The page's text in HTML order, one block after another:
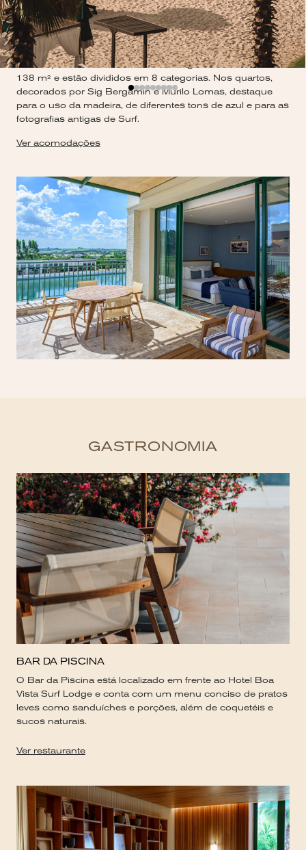
ACOMODAÇÕES
Os 57 quartos do Boa Vista Surf Lodge variam de 45 a
138 m² e estão divididos em 8 categorias. Nos quartos,
decorados por Sig Bergamin e Murilo Lomas, destaque
para o uso da madeira, de diferentes tons de azul e para as
fotografias antigas de Surf.
Ver acomodações
GASTRONOMIA
BAR DA PISCINA
O Bar da Piscina está localizado em frente ao Hotel Boa
Vista Surf Lodge e conta com um menu conciso de pratos
leves como sanduíches e porções, além de coquetéis e
sucos naturais.
Ver restaurante